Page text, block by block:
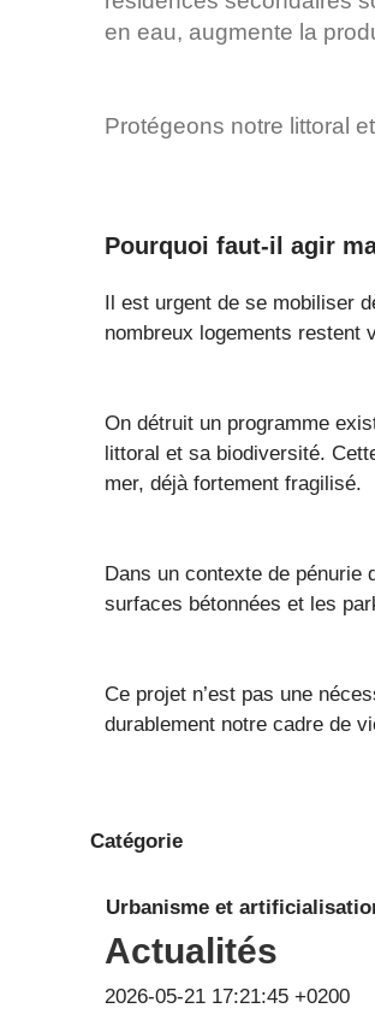
en eau, augmente la
Protégeons notre littoral
Pourquoi faut-il agir
Il est urgent de se mobiliser
nombreux logements restent
On détruit un programme
littoral et sa biodiversité.
mer, déjà fortement fragilisé.
Dans un contexte de pénurie
surfaces bétonnées et les
Ce projet n’est pas une
durablement notre cadre de
Catégorie
Urbanisme et
Actualités
2026-05-21 17:21:45 +0200